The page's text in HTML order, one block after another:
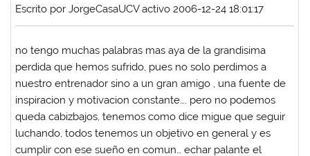
Escrito por JorgeCasaUCV activo 2006-12-24 18:01:17
no tengo muchas palabras mas aya de la grandisima
perdida que hemos sufrido, pues no solo perdimos a
nuestro entrenador sino a un gran amigo , una fuente de
inspiracion y motivacion constante…. pero no podemos
queda cabizbajos, tenemos como dice migue que seguir
luchando, todos tenemos un objetivo en general y es
cumplir con ese sueño en comun… echar palante el